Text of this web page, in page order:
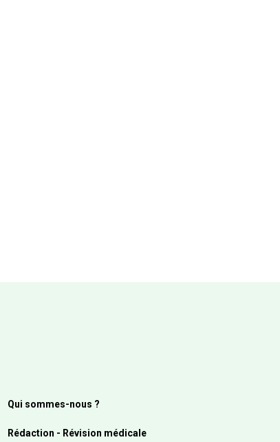
Qui sommes-nous ?
Rédaction - Révision médicale